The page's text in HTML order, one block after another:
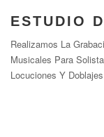
ESTUDIO
Realizamos La
Musicales Para
Locuciones Y